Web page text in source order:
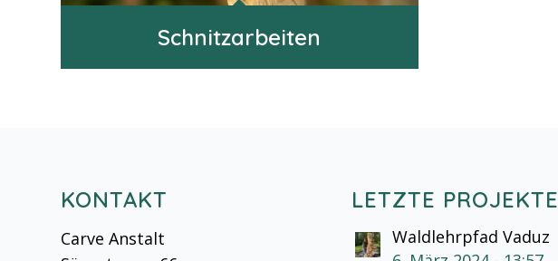
Schnitzarbeiten
KONTAKT
Carve Anstalt
LETZTE PROJEKTE
Waldlehrpfad Vaduz